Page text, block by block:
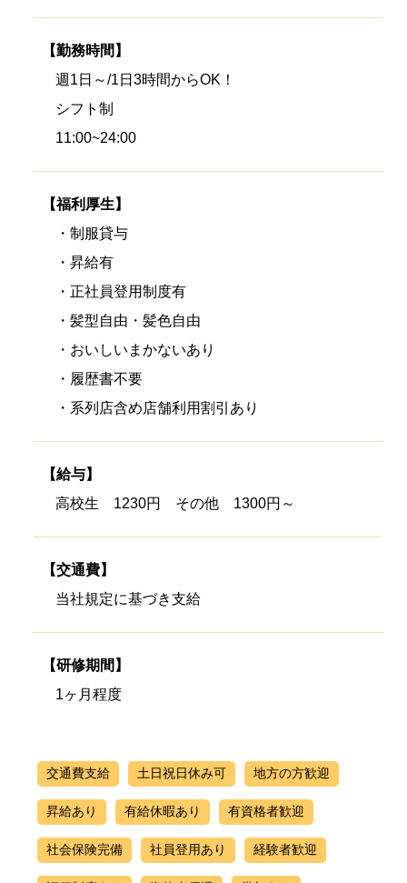
【勤務時間】
週1日～/1日3時間からOK！
シフト制
11:00~24:00
【福利厚生】
・制服貸与
・昇給有
・正社員登用制度有
・髪型自由・髪色自由
・おいしいまかないあり
・履歴書不要
・系列店含め店舗利用割引あり
【給与】
高校生 1230円 その他 1300円～
【交通費】
当社規定に基づき支給
【研修期間】
1ヶ月程度
交通費支給 土日祝日休み可 地方の方歓迎
昇給あり 有給休暇あり 有資格者歓迎
社会保険完備 社員登用あり 経験者歓迎